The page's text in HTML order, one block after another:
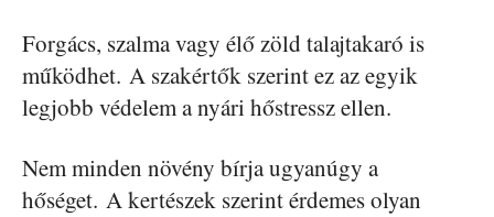
Forgács, szalma vagy élő zöld talajtakaró is
működhet. A szakértők szerint ez az egyik
legjobb védelem a nyári hőstressz ellen.
Nem minden növény bírja ugyanúgy a
hőséget. A kertészek szerint érdemes olyan